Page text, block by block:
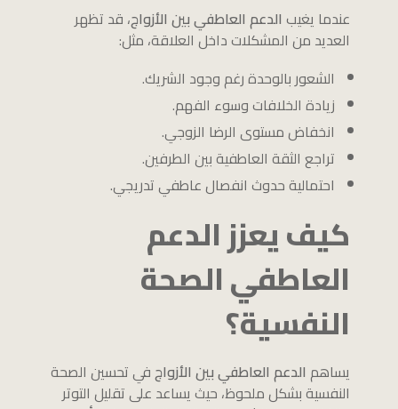
عندما يغيب الدعم العاطفي بين الأزواج، قد تظهر
العديد من المشكلات داخل العلاقة، مثل:
الشعور بالوحدة رغم وجود الشريك.
زيادة الخلافات وسوء الفهم.
انخفاض مستوى الرضا الزوجي.
تراجع الثقة العاطفية بين الطرفين.
احتمالية حدوث انفصال عاطفي تدريجي.
كيف يعزز الدعم
العاطفي الصحة
النفسية؟
يساهم الدعم العاطفي بين الأزواجفي تحسين الصحة
النفسية بشكل ملحوظ، حيث يساعد على تقليل التوتر